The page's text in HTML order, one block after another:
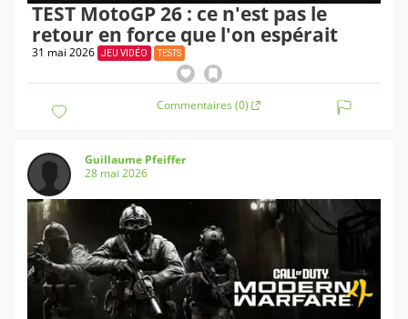
TEST MotoGP 26 : ce n'est pas le
retour en force que l'on espérait
31 mai 2026 JEU VIDÉO TESTS
Commentaires (0)
Guillaume Pfeiffer
28 mai 2026